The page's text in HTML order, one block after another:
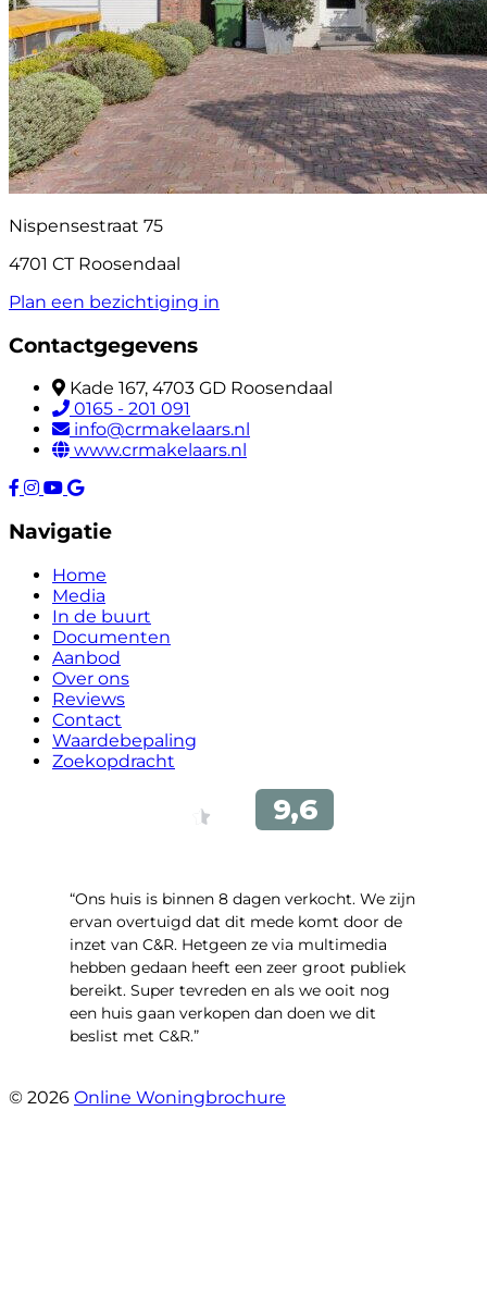
Nispensestraat 75
4701 CT Roosendaal
Plan een bezichtiging in
Contactgegevens
Kade 167, 4703 GD Roosendaal
0165 - 201 091
info@crmakelaars.nl
www.crmakelaars.nl
Navigatie
Home
Media
In de buurt
Documenten
Aanbod
Over ons
Reviews
Contact
Waardebepaling
Zoekopdracht
“Ons huis is binnen 8 dagen verkocht. We zijn
ervan overtuigd dat dit mede komt door de
inzet van C&R. Hetgeen ze via multimedia
hebben gedaan heeft een zeer groot publiek
bereikt. Super tevreden en als we ooit nog
een huis gaan verkopen dan doen we dit
beslist met C&R.”
© 2026 Online Woningbrochure